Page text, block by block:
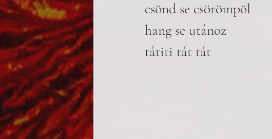
csönd se csörömpöl
hang se utánoz
tátiti tát tát